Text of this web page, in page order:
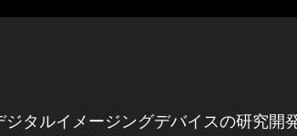
タルイメージングデバイスの研究開